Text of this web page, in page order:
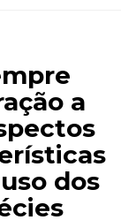
a
dos